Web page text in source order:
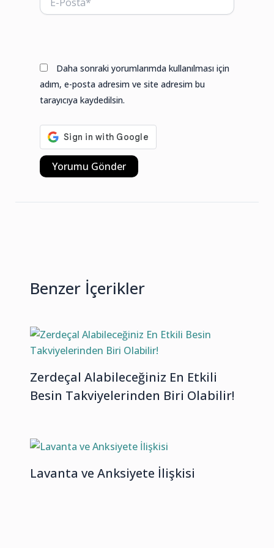
Posta*
Daha sonraki yorumlarımda kullanılması için
adım, e-posta adresim ve site adresim bu
tarayıcıya kaydedilsin.
Benzer İçerikler
Zerdeçal Alabileceğiniz En Etkili
Besin Takviyelerinden Biri Olabilir!
Lavanta ve Anksiyete İlişkisi